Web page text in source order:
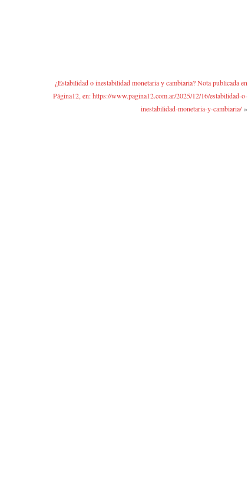
¿Estabilidad o inestabilidad monetaria y cambiaria? Nota publicada en
Página12, en: https://www.pagina12.com.ar/2025/12/16/estabilidad-o-
inestabilidad-monetaria-y-cambiaria/»